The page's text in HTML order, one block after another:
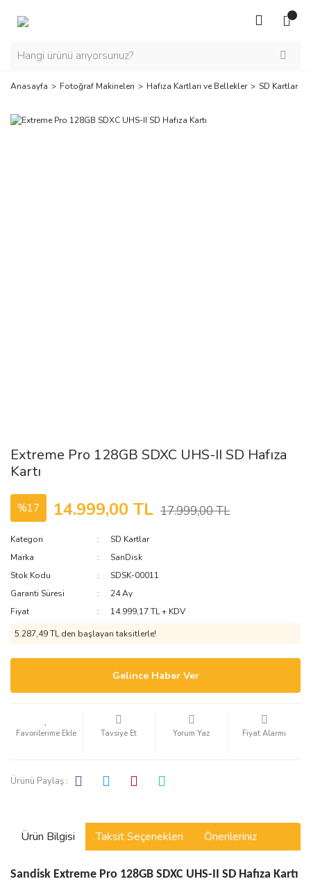
Anasayfa Fotoğraf Makineleri Hafıza Kartları ve Bellekler SD Kartlar
Extreme Pro 128GB SDXC UHS-II SD Hafıza
Kartı
%17 14.999,00 TL 17.999,00 TL
Kategori
SD Kartlar
Marka
SanDisk
Stok Kodu
SDSK-00011
Garanti Süresi
24 Ay
Fiyat
14.999,17 TL + KDV
5.287,49 TL den başlayan taksitlerle!
Gelince Haber Ver
Tavsiye Et Yorum Yaz Fiyat Alarmı
Ürünü Paylaş :
Ürün Bilgisi Taksit Seçenekleri Önerileriniz
Sandisk Extreme Pro 128GB SDXC UHS-II SD Hafıza Kartı